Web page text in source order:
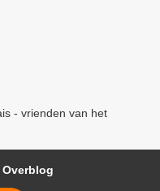
- vrienden van het